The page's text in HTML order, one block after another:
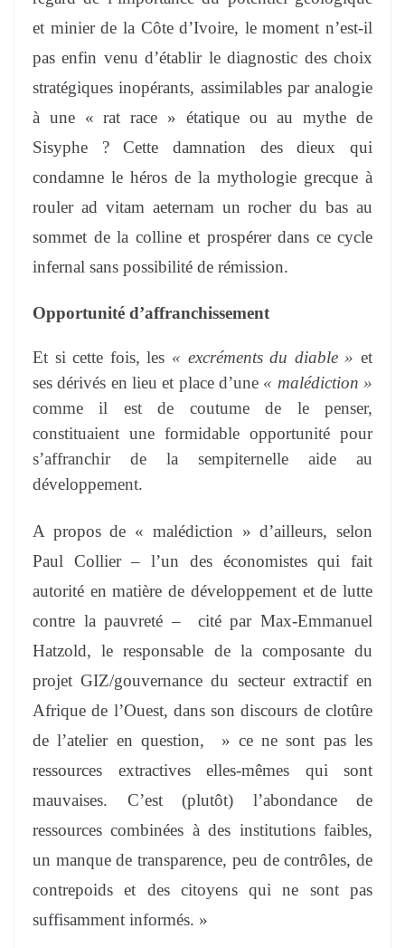
et minier de la Côte d’Ivoire, le moment n’est-il
pas enfin venu d’établir le diagnostic des choix
stratégiques inopérants, assimilables par analogie
à une « rat race » étatique ou au mythe de
Sisyphe ? Cette damnation des dieux qui
condamne le héros de la mythologie grecque à
rouler ad vitam aeternam un rocher du bas au
sommet de la colline et prospérer dans ce cycle
infernal sans possibilité de rémission.
Opportunité d’affranchissement
Et si cette fois, les « excréments du diable » et
ses dérivés en lieu et place d’une « malédiction »
comme il est de coutume de le penser,
constituaient une formidable opportunité pour
s’affranchir de la sempiternelle aide au
développement.
A propos de « malédiction » d’ailleurs, selon
Paul Collier – l’un des économistes qui fait
autorité en matière de développement et de lutte
contre la pauvreté – cité par Max-Emmanuel
Hatzold, le responsable de la composante du
projet GIZ/gouvernance du secteur extractif en
Afrique de l’Ouest, dans son discours de clotûre
de l’atelier en question, » ce ne sont pas les
ressources extractives elles-mêmes qui sont
mauvaises. C’est (plutôt) l’abondance de
ressources combinées à des institutions faibles,
un manque de transparence, peu de contrôles, de
contrepoids et des citoyens qui ne sont pas
suffisamment informés. »